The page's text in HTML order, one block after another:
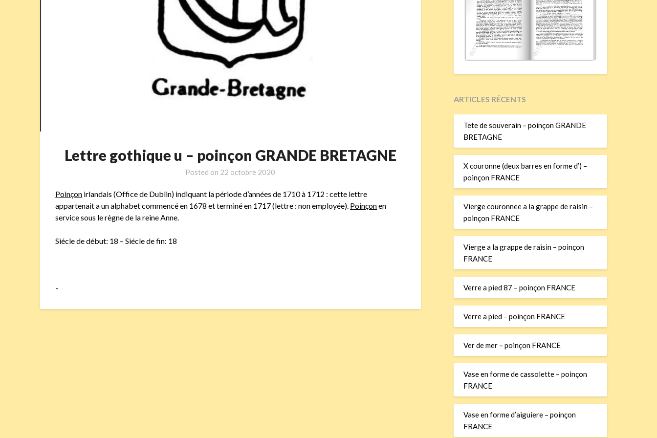
Lettre gothique u – poinçon GRANDE BRETAGNE
Posted on 22 octobre 2020
Poinçon irlandais (Office de Dublin) indiquant la période d’années de 1710 à 1712 : cette lettre
appartenait a un alphabet commencé en 1678 et terminé en 1717 (lettre : non employée). Poinçonen
service sous le règne de la reine Anne.
Siécle de début: 18 – Siécle de fin: 18
-
ARTICLES RÉCENTS
Tete de souverain – poinçon GRANDE
BRETAGNE
X couronne (deux barres en forme d’) –
poinçon FRANCE
Vierge couronnee a la grappe de raisin –
poinçon FRANCE
Vierge a la grappe de raisin – poinçon
FRANCE
Verre a pied 87 – poinçon FRANCE
Verre a pied – poinçon FRANCE
Ver de mer – poinçon FRANCE
Vase en forme de cassolette – poinçon
FRANCE
Vase en forme d’aiguiere – poinçon
FRANCE